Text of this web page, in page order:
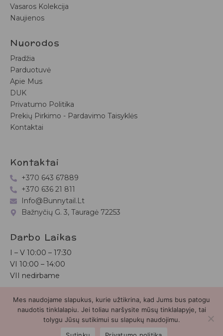
Vasaros Kolekcija
Naujienos
Nuorodos
Pradžia
Parduotuvė
Apie Mus
DUK
Privatumo Politika
Prekių Pirkimo - Pardavimo Taisyklės
Kontaktai
Kontaktai
+370 643 67889
+370 636 21 811
Info@bunnytail.lt
Bažnyčių G. 3, Tauragė 72253
Darbo Laikas
I – V 10:00 – 17:30
VI 10:00 – 14:00
VII nedirbame
Bunnytail.lt| Copyright 2026 | Svetainė sukurtaMyra.lt
Mes naudojame slapukus, kurie užtikrina, kad Jums bus patogu
naudotis tinklalapiu. Jei toliau naršysite mūsų tinklalapyje, tai
tolygu Jūsų sutikimui su slapukų naudojimu.